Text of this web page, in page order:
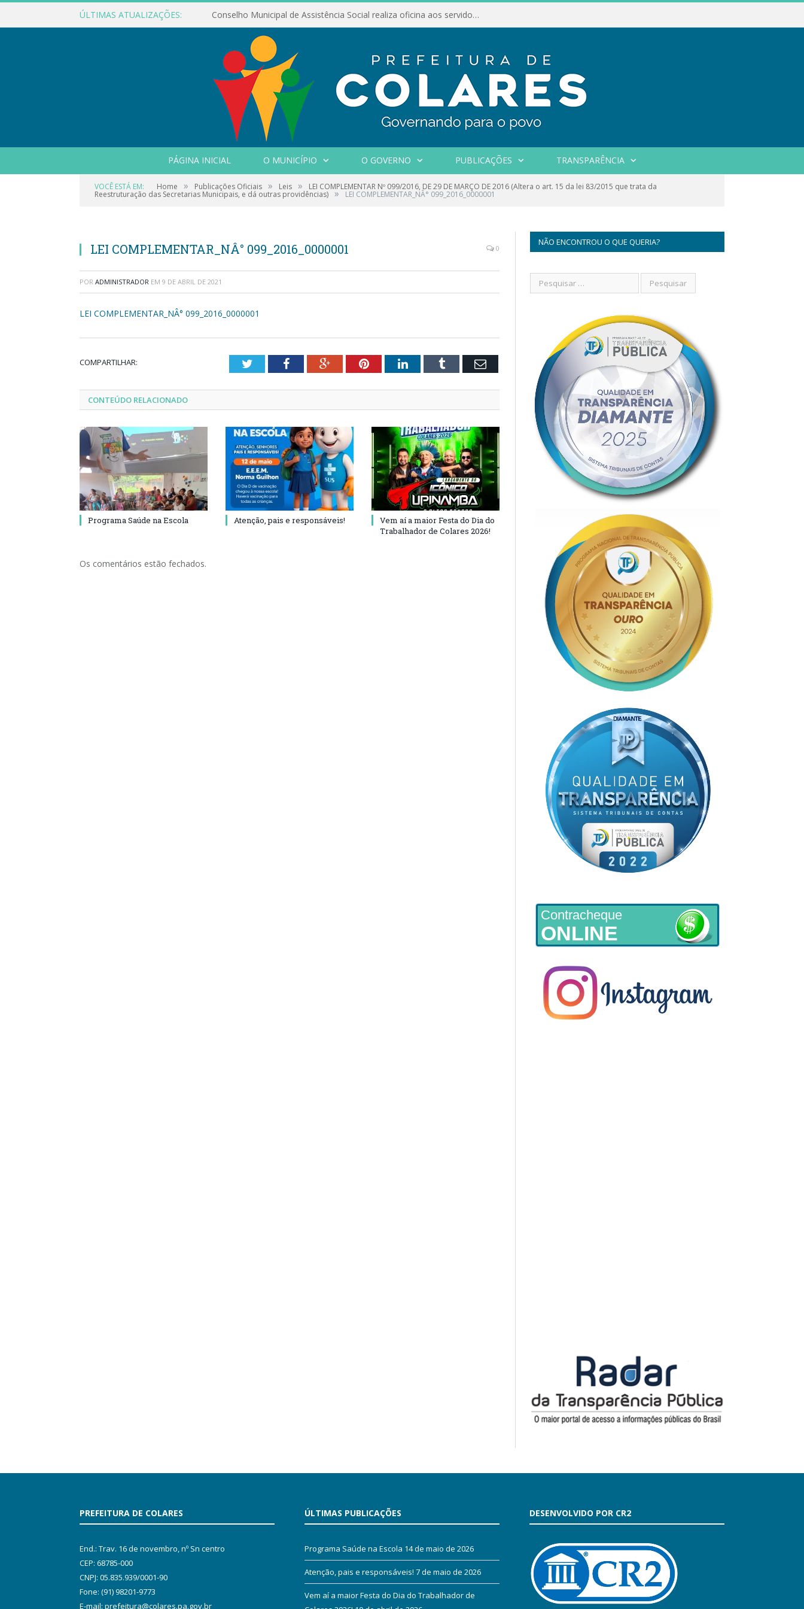
ÚLTIMAS ATUALIZAÇÕES: Conselho Municipal de Assistência Social realiza oficina aos servidores
PÁGINA INICIAL O MUNICÍPIO O GOVERNO PUBLICAÇÕES TRANSPARÊNCIA
VOCÊ ESTÁ EM: Home » Publicações Oficiais » Leis » LEI COMPLEMENTAR Nº 099/2016, DE 29 DE MARÇO DE 2016 (Altera o art. 15 da lei 83/2015 que trata da
Reestruturação das Secretarias Municipais, e dá outras providências) » LEI COMPLEMENTAR_NÂ° 099_2016_0000001
LEI COMPLEMENTAR_NÂ° 099_2016_0000001 0
POR ADMINISTRADOR EM 9 DE ABRIL DE 2021
LEI COMPLEMENTAR_NÂ° 099_2016_0000001
COMPARTILHAR: TwitterFacebookGoogle+PinterestLinkedInTumblr Email
CONTEÚDO RELACIONADO
Programa Saúde na Escola Atenção, pais e responsáveis!
Vem aí a maior Festa do Dia do
Trabalhador de Colares 2026!
Os comentários estão fechados.
NÃO ENCONTROU O QUE QUERIA?
Contracheque
ONLINE
PREFEITURA DE COLARES
End.: Trav. 16 de novembro, nº Sn centro
CEP: 68785-000
CNPJ: 05.835.939/0001-90
Fone: (91) 98201-9773
E-mail: prefeitura@colares.pa.gov.br
ÚLTIMAS PUBLICAÇÕES
Programa Saúde na Escola 14 de maio de 2026
Atenção, pais e responsáveis! 7 de maio de 2026
Vem aí a maior Festa do Dia do Trabalhador de
DESENVOLVIDO POR CR2